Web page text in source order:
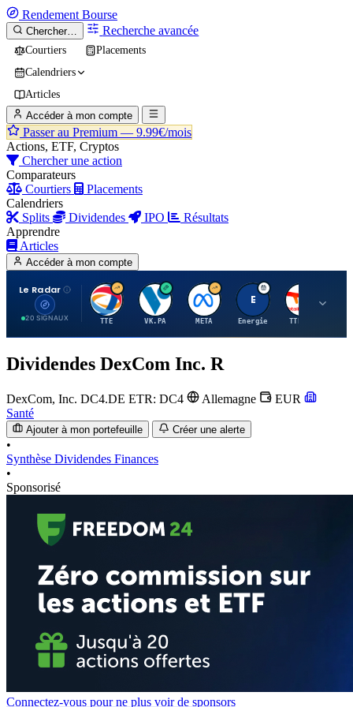
Rendement Bourse
Chercher… Recherche avancée
Courtiers
Placements
Calendriers
Articles
Accéder à mon compte
Passer au Premium — 9.99€/mois
Actions, ETF, Cryptos
Chercher une action
Comparateurs
Courtiers
Placements
Calendriers
Splits
Dividendes IPO
Résultats
Apprendre
Articles
Accéder à mon compte
Le Radar
20 SIGNAUX
T
TTE
V
VK.PA
M
META
E
Energie
T
TTE.PA
Dividendes DexCom Inc. R
DexCom, Inc. DC4.DE ETR: DC4 Allemagne
EUR
Santé
Ajouter à mon portefeuille Créer une alerte
•
Synthèse Dividendes Finances
•
Sponsorisé
Connectez-vous pour ne plus voir de sponsors